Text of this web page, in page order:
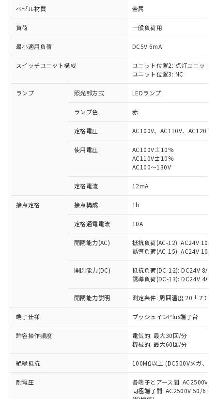
ベゼル材質 金属
負荷 一般負荷用
最小適用負荷 DC5V 6mA
スイッチユニット構成
ユニット位置2: 点灯ユニット
ユニット位置3: NC
ランプ 照光部方式 LEDランプ
ランプ色 赤
定格電圧 AC100V、AC110V、AC120V
使用電圧
AC100V±10%
AC110V±10%
AC100～130V
定格電流 12mA
接点定格 接点構成 1b
定格通電電流 10A
開閉能力(AC)
抵抗負荷(AC-12): AC24V 10A/
誘導負荷(AC-15): AC24V
開閉能力(DC)
抵抗負荷(DC-12): DC24V 8A/
誘導負荷(DC-13): DC24V 4A/
開閉能力説明 測定条件: 周囲温度 20±2℃、
端子仕様 プッシュインPlus端子台
許容操作頻度
電気的: 最大30回/分
機械的: 最大60回/分
絶縁抵抗 100MΩ以上 (DC500Vメガ、点
耐電圧
各端子とアース間: AC2500V
同極端子間: AC2500V 50/
ご利用条件
以下の条件をお読みいただき、同意のうえ
本サービスは、当社制御機器事業取扱
商品の当社在庫状況および標準価格
(税抜)を提供させていただくもので
当社制御機器事業取扱商品の中には、
ことをご了承ください。
在庫状況および標準価格照会結果は、
記載している更新日時点での社内デー
タに基づき作成されるものであり、閲
覧された時点での実際の在庫および標
準価格とは異なる場合があることをご
対応済み：EU RoHS指令（10物質）の
非含有に対応した製品が提供可能な商品で
す。
対応予定：EU RoHS指令（10物質）の非含
有に対応した製品に切り替える予定のある
対応予定なし：EU RoHS指令（10物質）の
非含有に非対応の商品で、対応品を出す予
調査・確認中：EU RoHS指令（10物質）の
非含有の対応状況を調査中または確認中の
非該当品：ライセンス料など無形物で、有
害物質有無と関係のない商品です。
仕入先様の事情により、非含有部品として
いたものが、含有品と判明した場合などや
むを得ず変更することがあります。
*EU RoHS指令（10物質）：
鉛(Pb) 1000ppm以下、 水銀(Hg) 1000ppm以下、 カド
六価クロム(Cr(Ⅵ)) 1000ppm以下、ポリ臭化ビフェニル
類(PBB) 1000ppm以下、ポリ臭化ジフェニルエーテル類
「○」：最大均質材料含有率が中国RoHSの
基準値以下であることを示します。
「×」：最大均質材料含有率が中国RoHSの
基準値を超えていることを示します。
「－」：未確認です。当社販売部門へお問
*中国RoHS10物質の基準値 (GB/T26572)：
Pb(鉛) :1000ppm、 Hg(水銀) : 1000ppm、 Cd(カドミウ
Cr(Ⅵ)(六価クロム) : 1000ppm、 PBBs(ポリ臭化ビフェ
当社は、これら貴社製品のうち、外国
為替および外国貿易法に定める商品
または国外への提供する場合は、日本
国政府の輸出許可(または役務取引許
可)を取得するなどの必要な手続きを